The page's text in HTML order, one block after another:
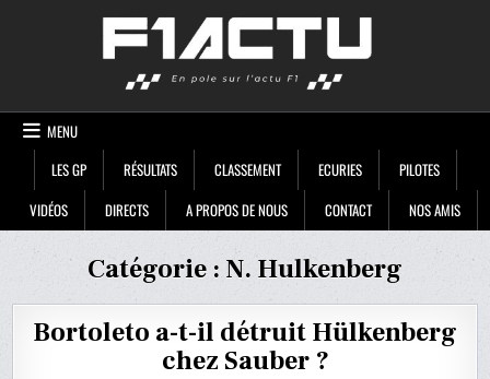
MENU
LES GP
RÉSULTATS CLASSEMENT ECURIES
PILOTES
VIDÉOS
DIRECTS A PROPOS DE NOUS CONTACT NOS AMIS
Catégorie : N. Hulkenberg
Bortoleto a-t-il détruit Hülkenberg
chez Sauber ?